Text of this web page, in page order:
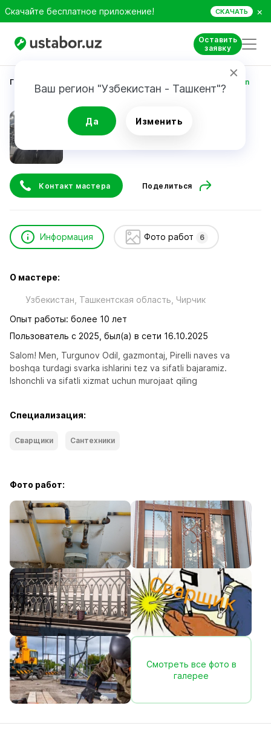
Скачайте бесплатное приложение! СКАЧАТЬ ×
Оставить
заявку
Ваш регион "Узбекистан - Ташкент"?
Да Изменить
Главная Turgunov Odiljon
Turgunov Odiljon
Контакт мастера Поделиться
Информация Фото работ 6
О мастере:
Узбекистан, Ташкентская область, Чиpчик
Опыт работы: более 10 лет
Пользователь с 2025, был(а) в сети 16.10.2025
Salom! Men, Turgunov Odil, gazmontaj, Pirelli naves va
boshqa turdagi svarka ishlarini tez va sifatli bajaramiz.
Ishonchli va sifatli xizmat uchun murojaat qiling
Специализация:
Сварщики Сантехники
Фото работ:
Смотреть все фото в
галерее